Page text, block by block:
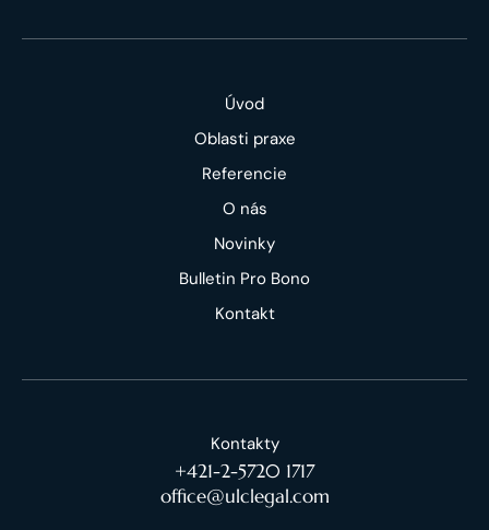
Úvod
Oblasti praxe
Referencie
O nás
Novinky
Bulletin Pro Bono
Kontakt
Kontakty
+421-2-5720 1717
office@ulclegal.com